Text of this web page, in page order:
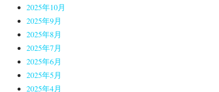
2025年10月
2025年9月
2025年8月
2025年7月
2025年6月
2025年5月
2025年4月